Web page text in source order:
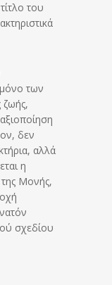
του
των
ζωής,
δεν
αλλά
η
Μονής,
σχεδίου